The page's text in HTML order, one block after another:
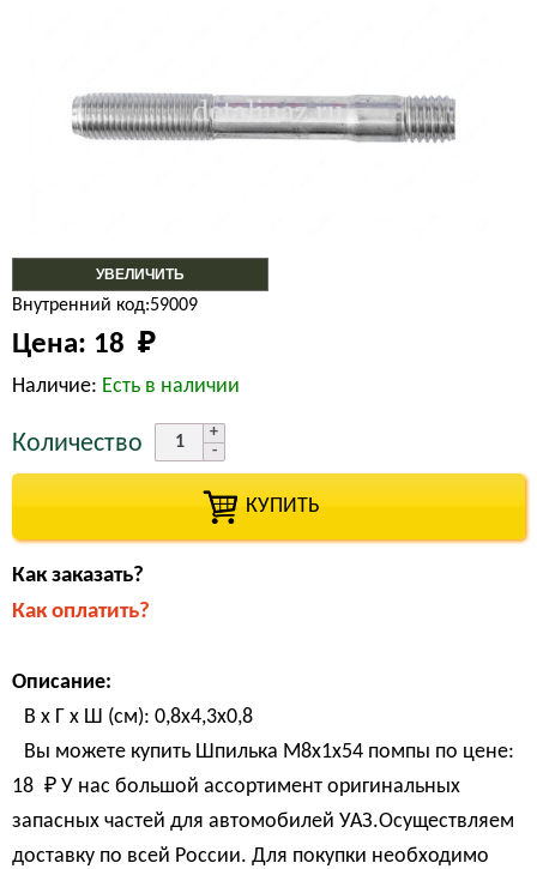
УВЕЛИЧИТЬ
Внутренний код:59009
Цена: 18 ₽
Наличие: Есть в наличии
Количество
КУПИТЬ
Как заказать?
Как оплатить?
Описание:
В х Г х Ш (см): 0,8х4,3х0,8
Вы можете купить Шпилька М8х1х54 помпы по цене:
18 ₽ У нас большой ассортимент оригинальных
запасных частей для автомобилей УАЗ.Осуществляем
доставку по всей России. Для покупки необходимо